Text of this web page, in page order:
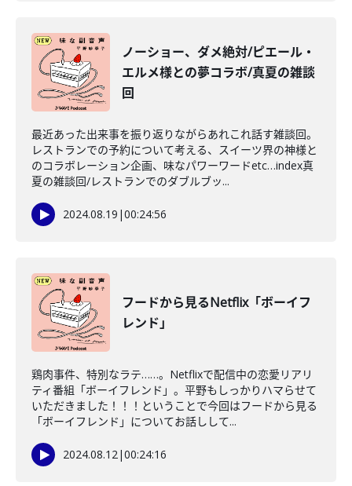
ノーショー、ダメ絶対/ピエール・
エルメ様との夢コラボ/真夏の雑談
回
最近あった出来事を振り返りながらあれこれ話す雑談回。
レストランでの予約について考える、スイーツ界の神様と
のコラボレーション企画、味なパワーワードetc…index真
夏の雑談回/レストランでのダブルブッ...
2024.08.19 |00:24:56
フードから見るNetflix「ボーイフ
レンド」
鶏肉事件、特別なラテ……。Netflixで配信中の恋愛リアリ
ティ番組「ボーイフレンド」。平野もしっかりハマらせて
いただきました！！！ということで今回はフードから見る
「ボーイフレンド」についてお話しして...
2024.08.12|00:24:16